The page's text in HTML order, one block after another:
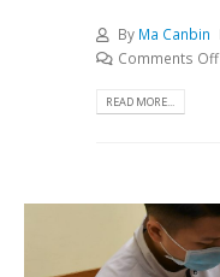
By Ma Canbin
Comments Off
READ MORE...